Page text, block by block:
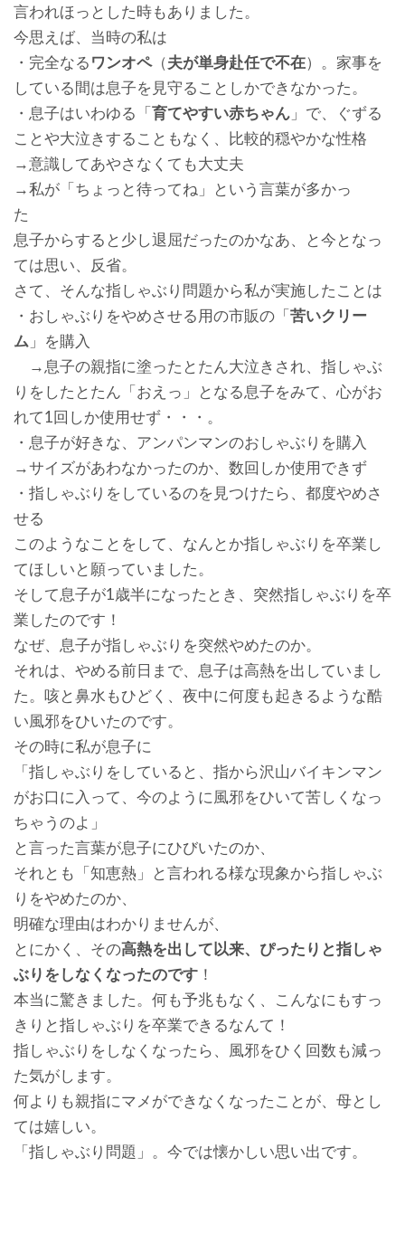
言われほっとした時もありました。
今思えば、当時の私は
・完全なるワンオペ（夫が単身赴任で不在）。家事を
している間は息子を見守ることしかできなかった。
・息子はいわゆる「育てやすい赤ちゃん 」で、ぐずる
ことや大泣きすることもなく、比較的穏やかな性格
→意識してあやさなくても大丈夫
→私が「ちょっと待ってね」という言葉が多かっ
た
息子からすると少し退屈だったのかなあ、と今となっ
ては思い、反省。
さて、そんな指しゃぶり問題から私が実施したことは
・おしゃぶりをやめさせる用の市販の「苦いクリー
ム 」を購入
→息子の親指に塗ったとたん大泣きされ、指しゃぶ
りをしたとたん「おえっ」となる息子をみて、心がお
れて1回しか使用せず・・・。
・息子が好きな、アンパンマンのおしゃぶりを購入
→サイズがあわなかったのか、数回しか使用できず
・指しゃぶりをしているのを見つけたら、都度やめさ
せる
このようなことをして、なんとか指しゃぶりを卒業し
てほしいと願っていました。
そして息子が1歳半になったとき、突然指しゃぶりを卒
業したのです！
なぜ、息子が指しゃぶりを突然やめたのか。
それは、やめる前日まで、息子は高熱を出していまし
た。咳と鼻水もひどく、夜中に何度も起きるような酷
い風邪をひいたのです。
その時に私が息子に
「指しゃぶりをしていると、指から沢山バイキンマン
がお口に入って、今のように風邪をひいて苦しくなっ
ちゃうのよ」
と言った言葉が息子にひびいたのか、
それとも「知恵熱」と言われる様な現象から指しゃぶ
りをやめたのか、
明確な理由はわかりませんが、
とにかく、その高熱を出して以来、ぴったりと指しゃ
ぶりをしなくなったのです ！
本当に驚きました。何も予兆もなく、こんなにもすっ
きりと指しゃぶりを卒業できるなんて！
指しゃぶりをしなくなったら、風邪をひく回数も減っ
た気がします。
何よりも親指にマメができなくなったことが、母とし
ては嬉しい。
「指しゃぶり問題」。今では懐かしい思い出です。